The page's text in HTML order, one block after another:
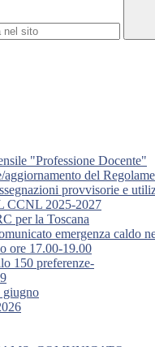
"Professione Docente"
del
provvisorie e
CCNL 2025-2027
per la Toscana
emergenza caldo
ore 17.00-19.00
150 preferenze-
giugno